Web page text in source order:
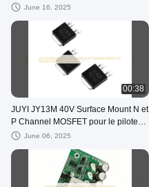
support technique
June 16, 2025
00:38
JUYI JY13M 40V Surface Mount N et
P Channel MOSFET pour le pilote
de moteur CC sans balai
June 06, 2025